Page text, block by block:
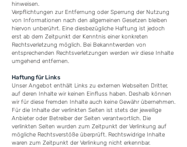
hinweisen.
Verpflichtungen zur Entfernung oder Sperrung der Nutzung
von Informationen nach den allgemeinen Gesetzen bleiben
hiervon unberührt. Eine diesbezügliche Haftung ist jedoch
erst ab dem Zeitpunkt der Kenntnis einer konkreten
Rechtsverletzung möglich. Bei Bekanntwerden von
entsprechenden Rechtsverletzungen werden wir diese Inhalte
umgehend entfernen.
Haftung für Links
Unser Angebot enthält Links zu externen Webseiten Dritter,
auf deren Inhalte wir keinen Einfluss haben. Deshalb können
wir für diese fremden Inhalte auch keine Gewähr übernehmen.
Für die Inhalte der verlinkten Seiten ist stets der jeweilige
Anbieter oder Betreiber der Seiten verantwortlich. Die
verlinkten Seiten wurden zum Zeitpunkt der Verlinkung auf
mögliche Rechtsverstöße überprüft. Rechtswidrige Inhalte
waren zum Zeitpunkt der Verlinkung nicht erkennbar.